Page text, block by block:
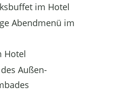
im Hotel
Abendmenü im
Hotel
Außen-